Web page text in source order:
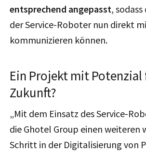
entsprechend angepasst,
der Service-Roboter nun direkt
kommunizieren können.
Ein Projekt mit
Zukunft?
„Mit dem Einsatz des Service-
die Ghotel Group einen weiteren
Schritt in der Digitalisierung von